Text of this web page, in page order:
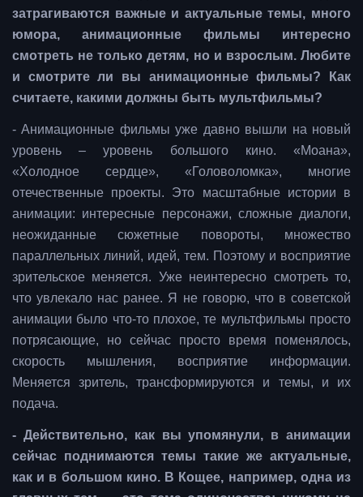
затрагиваются важные и актуальные темы, много
юмора, анимационные фильмы интересно
смотреть не только детям, но и взрослым. Любите
и смотрите ли вы анимационные фильмы? Как
считаете, какими должны быть мультфильмы?
- Анимационные фильмы уже давно вышли на новый
уровень – уровень большого кино. «Моана»,
«Холодное сердце», «Головоломка», многие
отечественные проекты. Это масштабные истории в
анимации: интересные персонажи, сложные диалоги,
неожиданные сюжетные повороты, множество
параллельных линий, идей, тем. Поэтому и восприятие
зрительское меняется. Уже неинтересно смотреть то,
что увлекало нас ранее. Я не говорю, что в советской
анимации было что-то плохое, те мультфильмы просто
потрясающие, но сейчас просто время поменялось,
скорость мышления, восприятие информации.
Меняется зритель, трансформируются и темы, и их
подача.
- Действительно, как вы упомянули, в анимации
сейчас поднимаются темы такие же актуальные,
как и в большом кино. В Кощее, например, одна из